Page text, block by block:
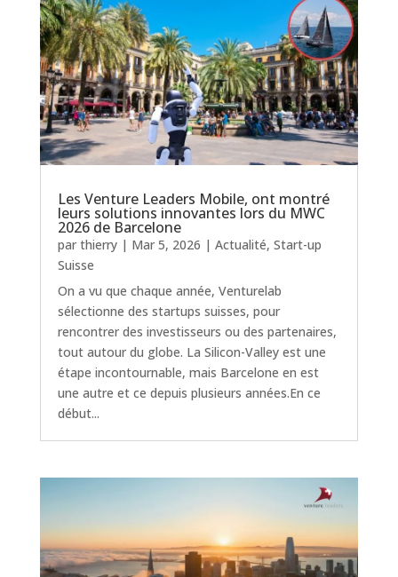
Les Venture Leaders Mobile, ont montré
leurs solutions innovantes lors du MWC
2026 de Barcelone
par thierry| Mar 5, 2026 | Actualité, Start-up
Suisse
On a vu que chaque année, Venturelab
sélectionne des startups suisses, pour
rencontrer des investisseurs ou des partenaires,
tout autour du globe. La Silicon-Valley est une
étape incontournable, mais Barcelone en est
une autre et ce depuis plusieurs années.En ce
début...